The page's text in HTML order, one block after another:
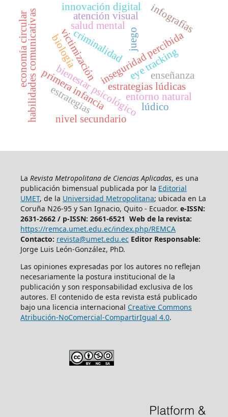
criminalidad
salud mental
victimizacióninseguridad percibida
bienestar psicológico
primera infancia
habilidades comunicativas estrategias lúdicas
eye tracking
atención visual infografías
biología
nivel secundario
entorno natural
juego
estrategias lúdico
enseñanza
economía circular
innovación digital
La Revista Metropolitana de Ciencias Aplicadas, es una
publicación bimensual publicada por la Editorial
UMET, de la Universidad Metropolitana; ubicada en La
Coruña N26-95 y San Ignacio, Quito - Ecuador. e-ISSN:
2631-2662 / p-ISSN: 2661-6521 Web de la revista:
https://remca.umet.edu.ec/index.php/REMCA
Contacto: revista@umet.edu.ec Editor Responsable:
Jorge Luis León-González, PhD.
Las opiniones expresadas por los autores no reflejan
necesariamente la postura institucional de la
publicación y son responsabilidad exclusiva de los
autores. El contenido de esta revista está publicado
bajo una licencia internacional Creative Commons
Atribución-NoComercial-CompartirIgual 4.0.